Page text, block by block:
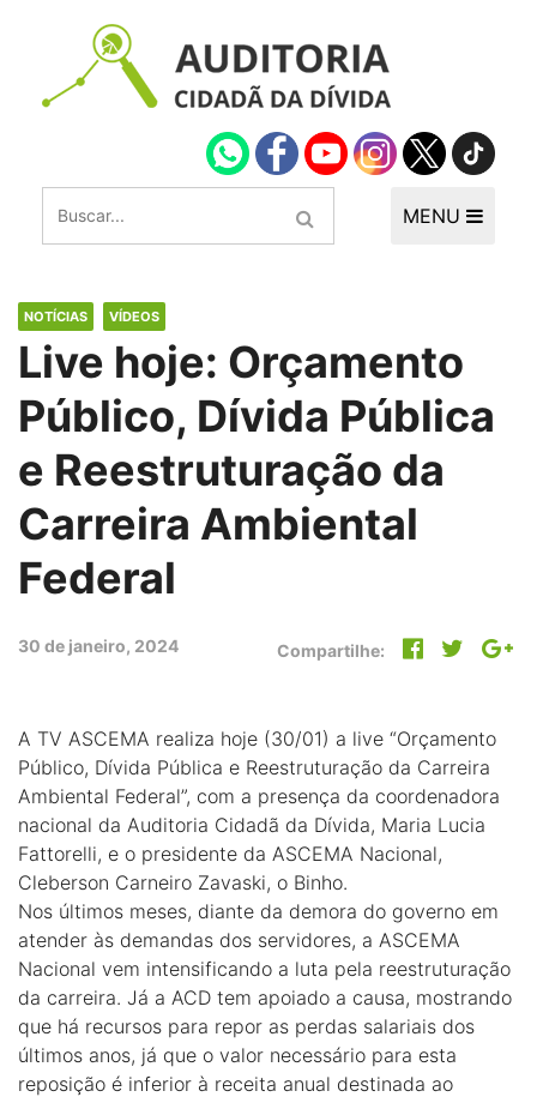
MENU
NOTÍCIAS VÍDEOS
Live hoje: Orçamento
Público, Dívida Pública
e Reestruturação da
Carreira Ambiental
Federal
30 de janeiro, 2024 Compartilhe:
A TV ASCEMA realiza hoje (30/01) a live “Orçamento
Público, Dívida Pública e Reestruturação da Carreira
Ambiental Federal”, com a presença da coordenadora
nacional da Auditoria Cidadã da Dívida, Maria Lucia
Fattorelli, e o presidente da ASCEMA Nacional,
Cleberson Carneiro Zavaski, o Binho.
Nos últimos meses, diante da demora do governo em
atender às demandas dos servidores, a ASCEMA
Nacional vem intensificando a luta pela reestruturação
da carreira. Já a ACD tem apoiado a causa, mostrando
que há recursos para repor as perdas salariais dos
últimos anos, já que o valor necessário para esta
reposição é inferior à receita anual destinada ao